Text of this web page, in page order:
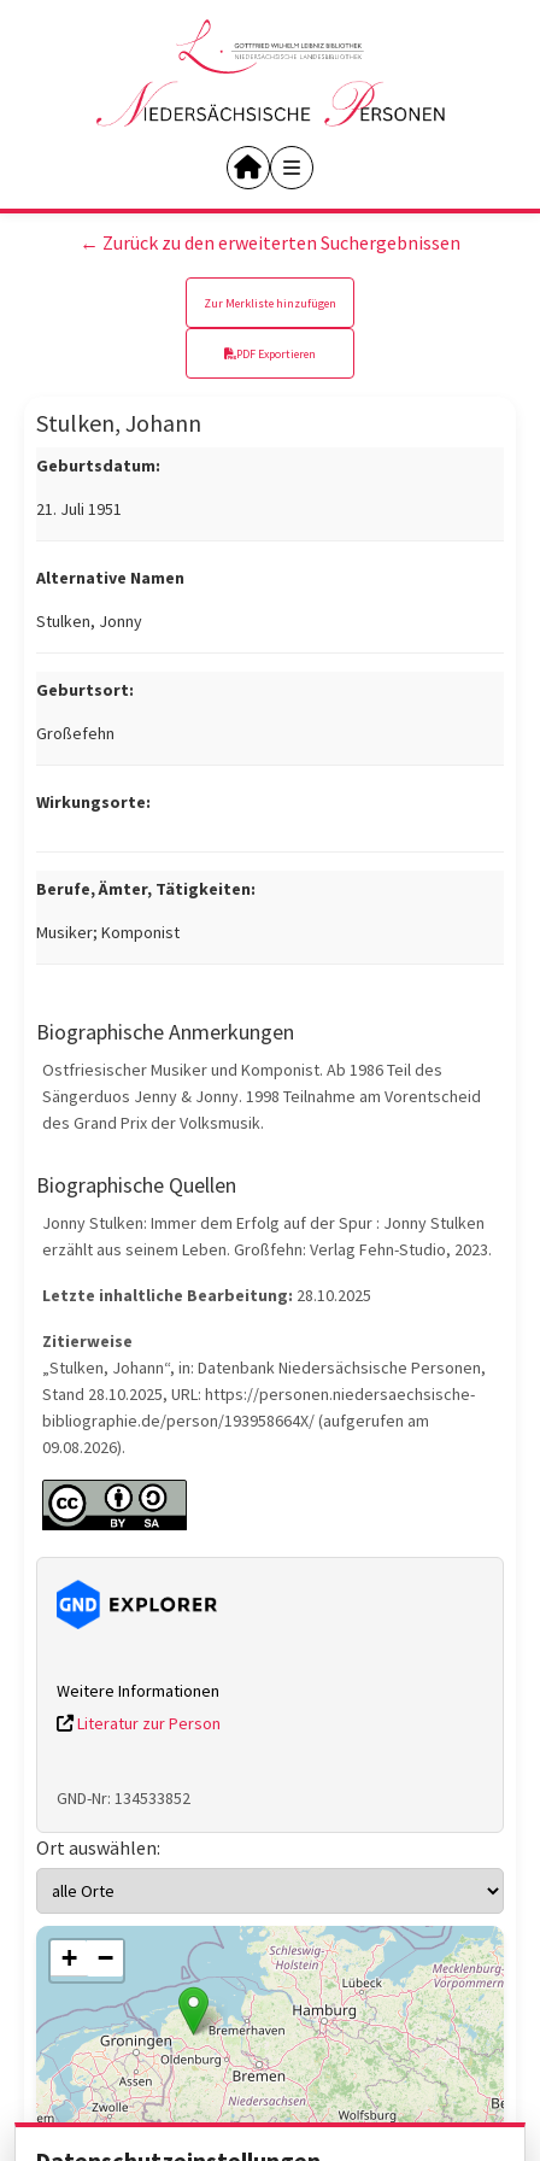
← Zurück zu den erweiterten Suchergebnissen
Zur Merkliste hinzufügen
PDF Exportieren
Stulken, Johann
Geburtsdatum:
21. Juli 1951
Alternative Namen
Stulken, Jonny
Geburtsort:
Großefehn
Wirkungsorte:
Berufe, Ämter, Tätigkeiten:
Musiker; Komponist
Biographische Anmerkungen
Ostfriesischer Musiker und Komponist. Ab 1986 Teil des
Sängerduos Jenny & Jonny. 1998 Teilnahme am Vorentscheid
des Grand Prix der Volksmusik.
Biographische Quellen
Jonny Stulken: Immer dem Erfolg auf der Spur : Jonny Stulken
erzählt aus seinem Leben. Großfehn: Verlag Fehn-Studio, 2023.
Letzte inhaltliche Bearbeitung: 28.10.2025
Zitierweise
„Stulken, Johann“, in: Datenbank Niedersächsische Personen,
Stand 28.10.2025, URL: https://personen.niedersaechsische-
bibliographie.de/person/193958664X/ (aufgerufen am
09.08.2026).
Weitere Informationen
Literatur zur Person
GND-Nr: 134533852
Ort auswählen:
+ −